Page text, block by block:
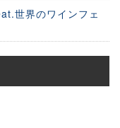
世界のワインフェ